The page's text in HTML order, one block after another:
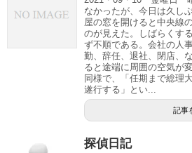
なかったが、今日は久し
屋の窓を開けると中央線
のが見えた。しばらくす
ず不順である。会社の人
勤、辞任、退社、閉店、
ると途端に周囲の空気が
同様で、「任期まで総理
遂行する」とい...
記事
探偵日記